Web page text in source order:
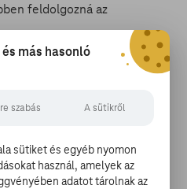
feldolgozná az
Katie Leung
és könyörtelen vállalkozó
látja a felnőtt Lunát, aki
a világot, és mint David
élővilágról.
más hasonló
szabás A sütikről
sütiket és egyéb nyomon
használ, amelyek az
adatot tárolnak az